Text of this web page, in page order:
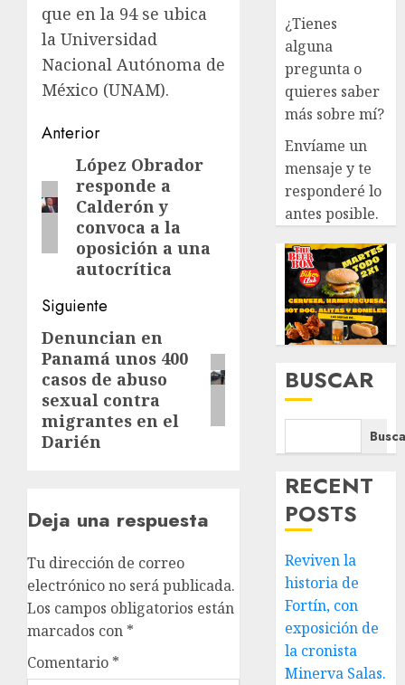
que en la 94 se ubica
la Universidad
Nacional Autónoma de
México (UNAM).
Navegación
entradas
Anterior
Entrada
anterior:
López Obrador
responde a
Calderón y
convoca a la
oposición a una
autocrítica
Siguiente
Siguiente
entrada:
Denuncian en
Panamá unos 400
casos de abuso
sexual contra
migrantes en el
Darién
Deja una respuesta
Tu dirección de correo
electrónico no será publicada.
Los campos obligatorios están
marcados con *
Comentario *
¿Tienes
alguna
pregunta o
quieres saber
más sobre mí?
Envíame un
mensaje y te
responderé lo
antes posible.
BUSCAR
RECENT
POSTS
Reviven la
historia de
Fortín, con
exposición de
la cronista
Minerva Salas.